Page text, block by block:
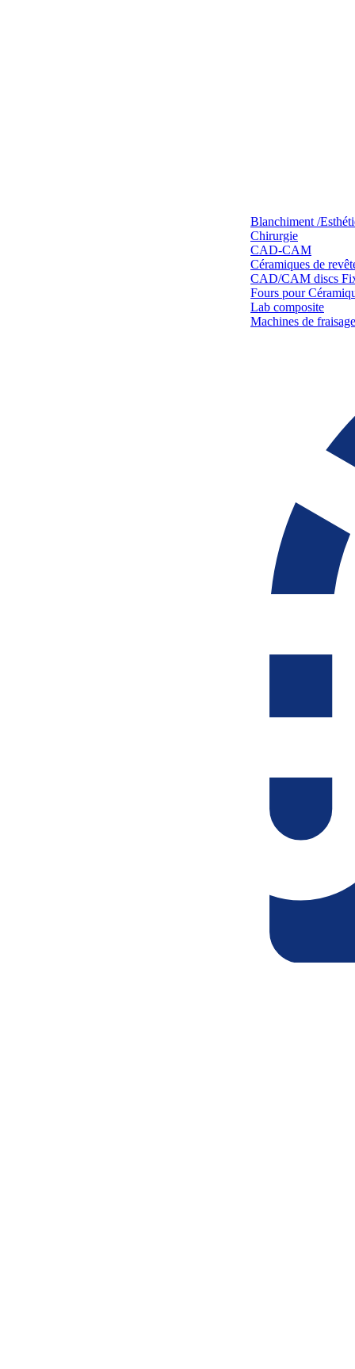
Blanchiment /
Chirurgie
CAD-CAM
Céramiques de
CAD/CAM discs
Fours pour
Lab composite
Machines de